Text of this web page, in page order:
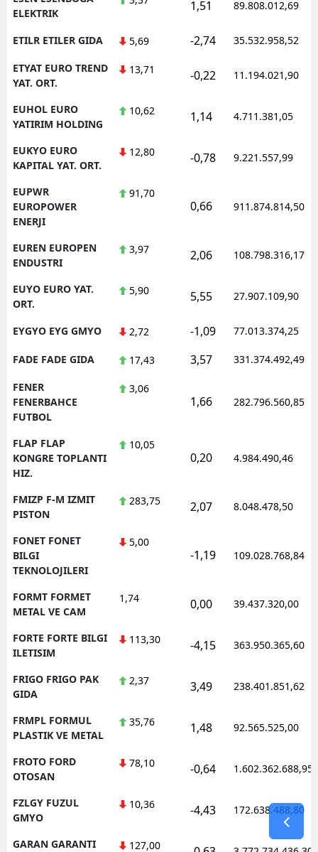
ELEKTRIK
1,51 89.808.012,69
ETILR ETILER GIDA 5,69 -2,74 35.532.958,52
ETYAT EURO TREND
YAT. ORT.
13,71 -0,22 11.194.021,90
EUHOL EURO
YATIRIM HOLDING
10,62 1,14 4.711.381,05
EUKYO EURO
KAPITAL YAT. ORT.
12,80 -0,78 9.221.557,99
EUPWR
EUROPOWER
ENERJI
91,70
0,66 911.874.814,50
EUREN EUROPEN
ENDUSTRI
3,97 2,06 108.798.316,17
EUYO EURO YAT.
ORT.
5,90 5,55 27.907.109,90
EYGYO EYG GMYO 2,72 -1,09 77.013.374,25
FADE FADE GIDA 17,43 3,57 331.374.492,49
FENER
FENERBAHCE
FUTBOL
3,06
1,66 282.796.560,85
FLAP FLAP
KONGRE TOPLANTI
HIZ.
10,05
0,20 4.984.490,46
FMIZP F-M IZMIT
PISTON
283,75 2,07 8.048.478,50
FONET FONET
BILGI
TEKNOLOJILERI
5,00
-1,19 109.028.768,84
FORMT FORMET
METAL VE CAM
1,74 0,00 39.437.320,00
FORTE FORTE BILGI
ILETISIM
113,30 -4,15 363.950.365,60
FRIGO FRIGO PAK
GIDA
2,37 3,49 238.401.851,62
FRMPL FORMUL
PLASTIK VE METAL
35,76 1,48 92.565.525,00
FROTO FORD
OTOSAN
78,10 -0,64 1.602.362.688,95
FZLGY FUZUL
GMYO
10,36 -4,43 172.638.488,80
GARAN GARANTI
127,00